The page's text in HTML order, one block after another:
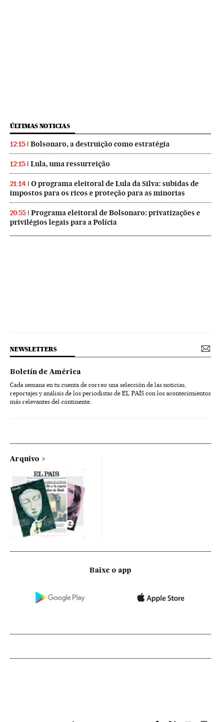
ÚLTIMAS NOTICIAS
12:15 Bolsonaro, a destruição como estratégia
12:15 Lula, uma ressurreição
21:14
O programa eleitoral de Lula da Silva: subidas de
impostos para os ricos e proteção para as minorias
20:55
Programa eleitoral de Bolsonaro: privatizações e
privilégios legais para a Polícia
NEWSLETTERS
Boletín de América
Cada semana en tu cuenta de correo una selección de las noticias,
reportajes y análisis de los periodistas de EL PAÍS con los acontecimientos
más relevantes del continente.
Arquivo
Baixe o app